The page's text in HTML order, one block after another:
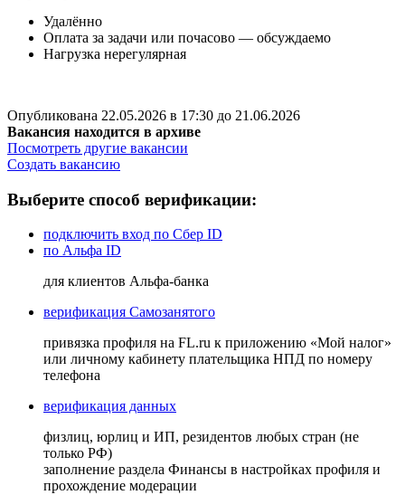
Удалённо
Оплата за задачи или почасово — обсуждаемо
Нагрузка нерегулярная
Опубликована 22.05.2026 в 17:30 до 21.06.2026
Вакансия находится в архиве
Посмотреть другие вакансии
Создать вакансию
Выберите способ верификации:
подключить вход по Сбер ID
по Альфа ID
для клиентов Альфа-банка
верификация Самозанятого
привязка профиля на FL.ru к приложению «Мой налог»
или личному кабинету плательщика НПД по номеру
телефона
верификация данных
физлиц, юрлиц и ИП, резидентов любых стран (не
только РФ)
заполнение раздела Финансы в настройках профиля и
прохождение модерации